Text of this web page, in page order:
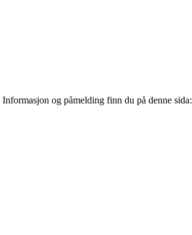
og påmelding finn du på denne sida: